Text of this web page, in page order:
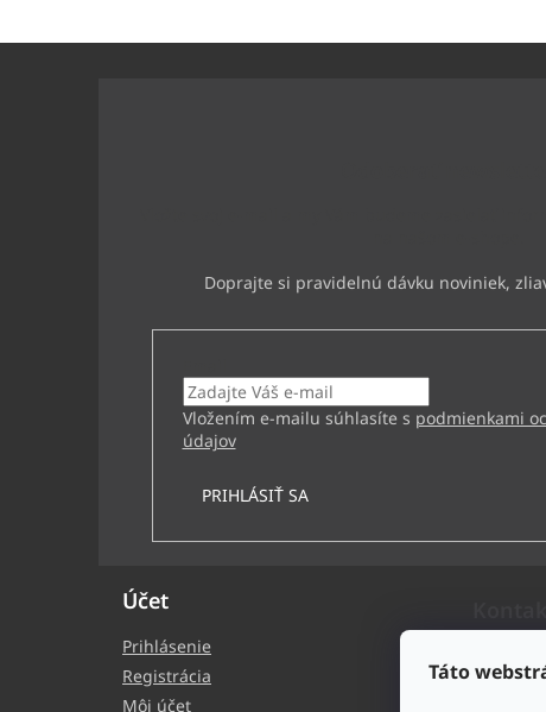
Táto
Vložením e-mailu súhlasíte s podmienkami
údajov
PRIHLÁSIŤ SA
Účet
Prihlásenie
Registrácia
Môj účet